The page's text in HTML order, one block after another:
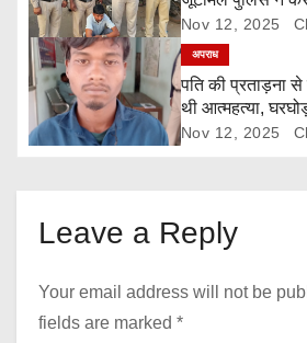
o
n
रिक्रिएशन
Nov 12, 2025
अपराध
पति की प्रताड़ना
थी आत्महत्या,
को किया गिरफ्तार
Nov 12, 2025
Leave a Reply
Your email address will not be
fields are marked *